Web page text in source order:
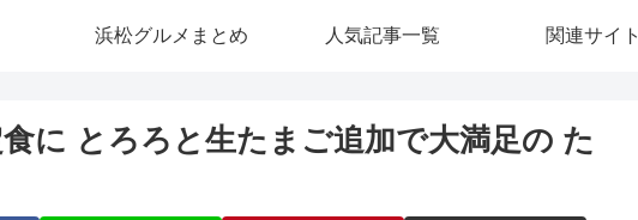
浜松グルメまとめ 人気記事一覧 関連サイト
に とろろと生たまご追加で大満足の た